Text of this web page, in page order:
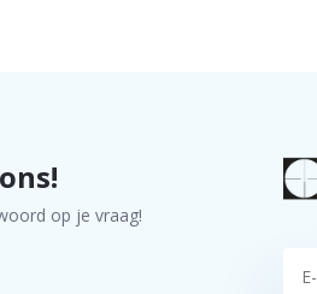
op je vraag!